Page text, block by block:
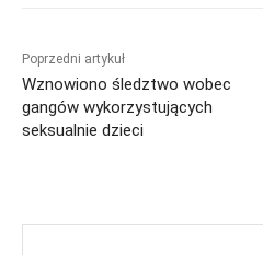
Poprzedni artykuł
Wznowiono śledztwo wobec
gangów wykorzystujących
seksualnie dzieci